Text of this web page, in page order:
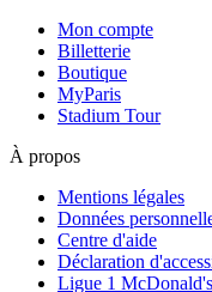
Mon compte
Billetterie
Boutique
MyParis
Stadium Tour
À propos
Mentions légales
Données
Centre d'aide
Déclaration
Ligue 1 McDonald's